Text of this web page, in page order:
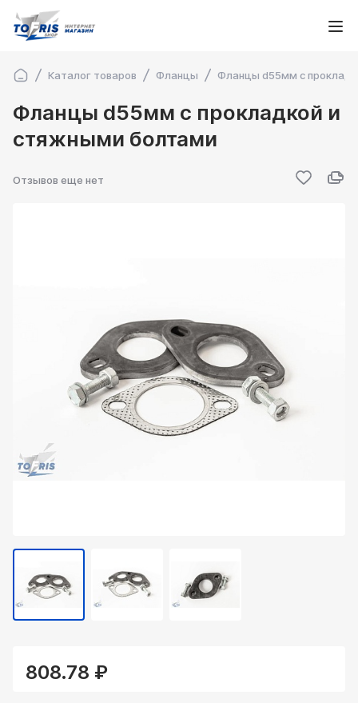
Каталог товаров Фланцы Фланцы d55мм с
Фланцы d55мм с прокладкой и
стяжными болтами
Отзывов еще нет
808.78 ₽